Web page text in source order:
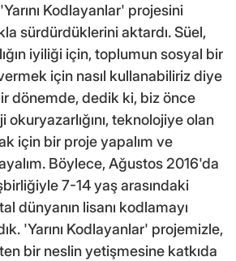
Kodlayanlar' projesini
sürdürdüklerini aktardı. Süel,
iyiliği için, toplumun sosyal bir
için nasıl kullanabiliriz diye
dönemde, dedik ki, biz önce
okuryazarlığını, teknolojiye olan
için bir proje yapalım ve
Böylece, Ağustos 2016'da
7-14 yaş arasındaki
dünyanın lisanı kodlamayı
'Yarını Kodlayanlar' projemizle,
bir neslin yetişmesine katkıda